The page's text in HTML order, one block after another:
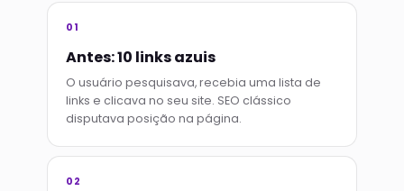
01
Antes: 10 links azuis
O usuário pesquisava, recebia uma lista de
links e clicava no seu site. SEO clássico
disputava posição na página.
02